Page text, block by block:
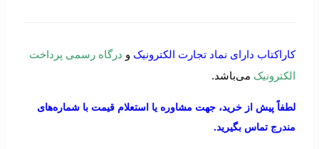
کاراکتاب دارای نماد تجارت الکترونیک و درگاه رسمی پرداخت
الکترونیک می‌باشد.
لطفاً پیش از خرید، جهت مشاوره یا استعلام قیمت با شماره‌های
مندرج تماس بگیرید.